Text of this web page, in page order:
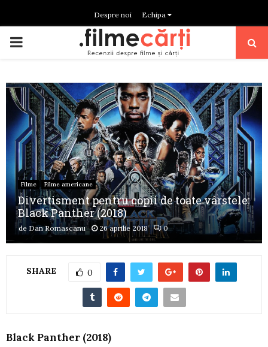
Despre noi Echipa
PRIMARY
Filme Filme americane
Divertisment pentru copii de toate vârstele:
Black Panther (2018)
de Dan Romascanu 26 aprilie 2018 0
SHARE 0
Black Panther (2018)